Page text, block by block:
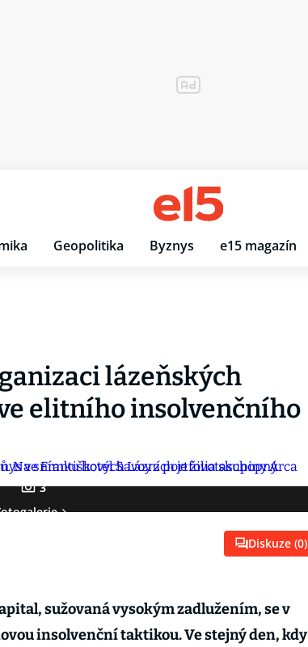
Geopolitika Byznys e15 magazín
lázeňských
elitního insolvenčního
3
Diskuze (0)
sužovaná vysokým zadlužením, se v
insolvenční taktikou. Ve stejný den, kdy